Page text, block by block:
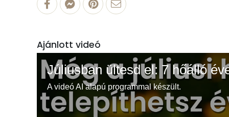
Ajánlott videó
Júliusban ültesd el: 7 hőálló
A videó AI alapú programmal készült.